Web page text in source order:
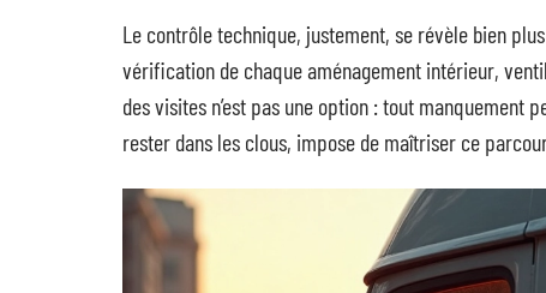
Le contrôle technique, justement, se révèle bien
vérification de chaque aménagement intérieur,
des visites n’est pas une option : tout manquement
rester dans les clous, impose de maîtriser ce